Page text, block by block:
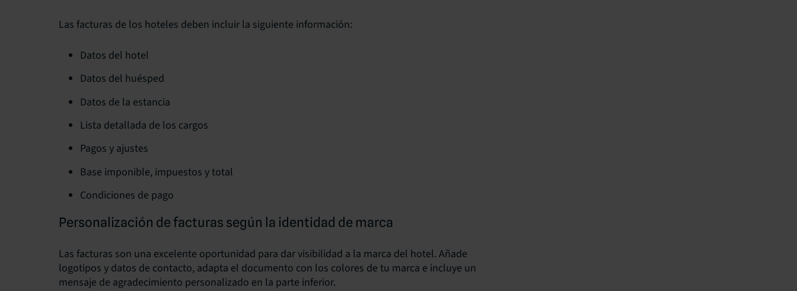
Las facturas de los hoteles deben incluir la siguiente información:
Datos del hotel
Datos del huésped
Datos de la estancia
Lista detallada de los cargos
Pagos y ajustes
Base imponible, impuestos y total
Condiciones de pago
Personalización de facturas según la identidad de marca
Las facturas son una excelente oportunidad para dar visibilidad a la marca del hotel. Añade
logotipos y datos de contacto, adapta el documento con los colores de tu marca e incluye un
mensaje de agradecimiento personalizado en la parte inferior.